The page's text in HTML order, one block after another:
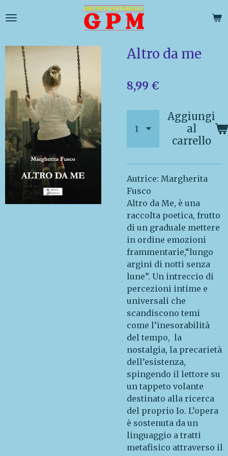
al
principale
Altro da me
8,99 €
Aggiungi
al
carrello
Autrice: Margherita
Fusco
Altro da Me, è una
raccolta poetica, frutto
di un graduale mettere
in ordine emozioni
frammentarie,“lungo
argini di notti senza
lune”. Un intreccio di
percezioni intime e
universali che
scandiscono temi
come l’inesorabilità
del tempo, la
nostalgia, la precarietà
dell’esistenza,
spingendo il lettore su
un tappeto volante
destinato alla ricerca
del proprio Io. L’opera
è sostenuta da un
linguaggio a tratti
metafisico attraverso il